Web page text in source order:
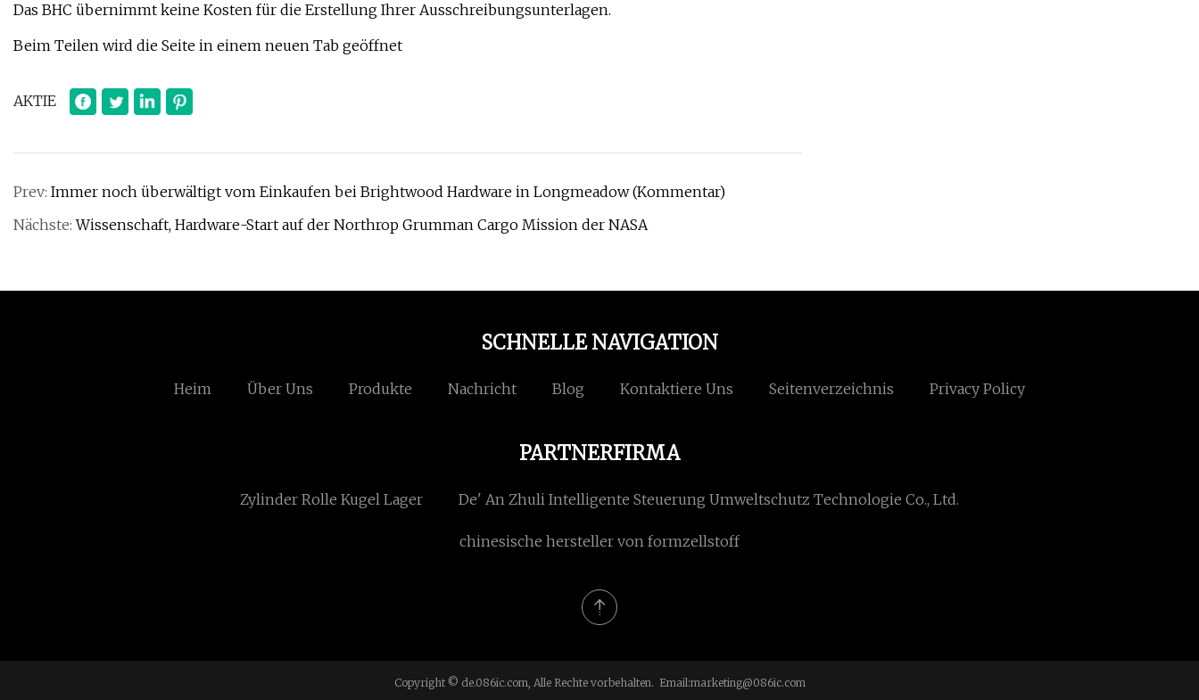
Das BHC übernimmt keine Kosten für die Erstellung Ihrer Ausschreibungsunterlagen.
Beim Teilen wird die Seite in einem neuen Tab geöffnet
AKTIE
Prev: Immer noch überwältigt vom Einkaufen bei Brightwood Hardware in Longmeadow (Kommentar)
Nächste:Wissenschaft, Hardware-Start auf der Northrop Grumman Cargo Mission der NASA
SCHNELLE NAVIGATION
Heim Über Uns Produkte Nachricht Blog Kontaktiere Uns Seitenverzeichnis Privacy Policy
PARTNERFIRMA
Zylinder Rolle Kugel Lager De' An Zhuli Intelligente Steuerung Umweltschutz Technologie Co., Ltd.
chinesische hersteller von formzellstoff
Copyright © de.086ic.com, Alle Rechte vorbehalten. Email:marketing@086ic.com